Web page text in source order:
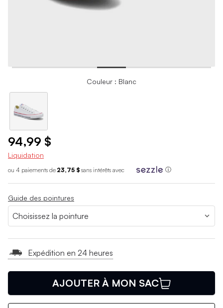
Couleur : Blanc
94,99 $
Liquidation
ou 4 paiements de 23,75 $ sans intérêts avec ⓘ
Guide des pointures
Expédition en 24 heures
AJOUTER À MON SAC